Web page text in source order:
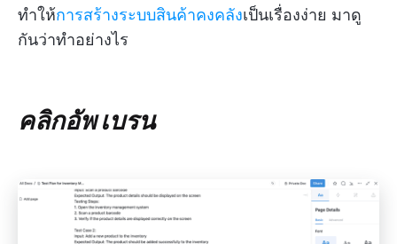
ทำให้การสร้างระบบสินค้าคงคลังเป็นเรื่องง่าย มาดู
กันว่าทำอย่างไร
คลิกอัพ เบรน